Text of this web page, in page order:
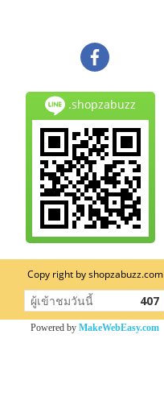
.shopzabuzz
Copy right by shopzabuzz.com
ผู้เข้าชมวันนี้ 407
Powered by MakeWebEasy.com